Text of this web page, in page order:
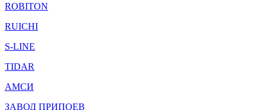
ROBITON
RUICHI
S-LINE
TIDAR
АМСИ
ЗАВОД ПРИПОЕВ